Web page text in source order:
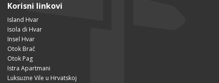
Korisni linkovi
Island Hvar
Isola di Hvar
Insel Hvar
Otok Brač
Otok Pag
Istra Apartmani
Luksuzne Vile u Hrvatskoj